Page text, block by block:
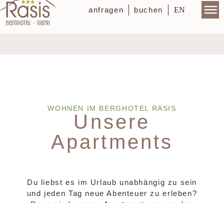
anfragen buchen EN
WOHNEN IM BERGHOTEL RASIS
Unsere
Apartments
Du liebst es im Urlaub unabhängig zu sein
und jeden Tag neue Abenteuer zu erleben?